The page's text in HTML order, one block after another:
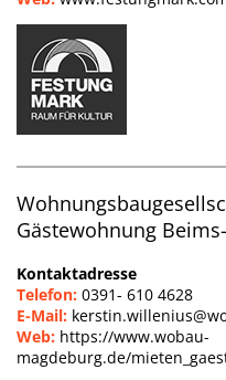
Gästewohnung
Kontaktadresse
Telefon: 0391- 610 4628
E-Mail:
Web: https://www.wobau-
magdeburg.de/